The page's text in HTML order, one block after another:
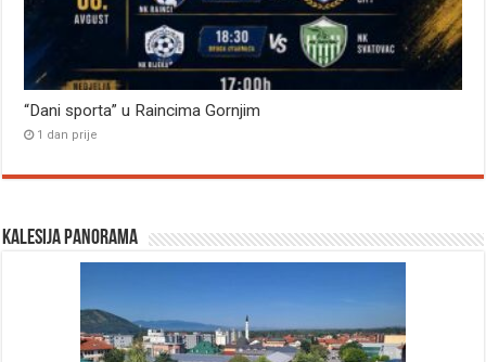
“Dani sporta” u Raincima Gornjim
1 dan prije
Kalesija panorama